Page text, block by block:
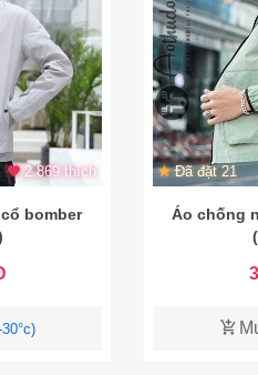
2.869 thích
bomber
Đã đặt 21
Áo chống